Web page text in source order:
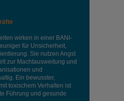
wirken in einer BANI-
für Unsicherheit,
Sie nutzen Angst
zur Machtausweitung und
und
Ein bewusster,
toxischem Verhalten ist
Führung und gesunde